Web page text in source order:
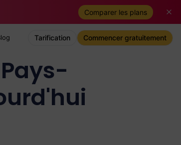
Comparer les plans
Tarification Commencer gratuitement